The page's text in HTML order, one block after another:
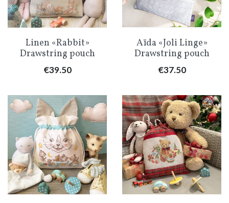
Linen «Rabbit»
Drawstring pouch
Price
€39.50
Aïda «Joli Linge»
Drawstring pouch
Price
€37.50